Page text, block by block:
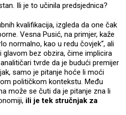
Ili je to učinila predsjednica?
kvalifikacija, izgleda da one čak
Vesna Pusić, na primjer, kaže
normalno, kao u redu čovjek“, ali
bez obzira, čime implicira
tvrde da je budući premijer
samo je pitanje hoće li moći
političkom kontekstu. Među
može se čuti da je pitanje zna li
ili je tek stručnjak za